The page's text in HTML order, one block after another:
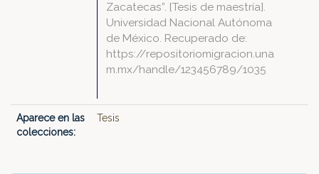
Zacatecas”. [Tesis de maestría].
Universidad Nacional Autónoma
de México. Recuperado de:
https://repositoriomigracion.una
m.mx/handle/123456789/1035
Aparece en las
colecciones:
Tesis